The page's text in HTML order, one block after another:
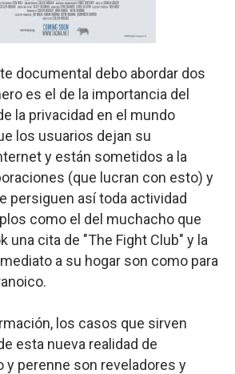
documental debo abordar dos
es el de la importancia del
la privacidad en el mundo
los usuarios dejan su
y están sometidos a la
(que lucran con esto) y
persiguen así toda actividad
como el del muchacho que
una cita de "The Fight Club" y la
a su hogar son como para
los casos que sirven
esta nueva realidad de
y perenne son reveladores y